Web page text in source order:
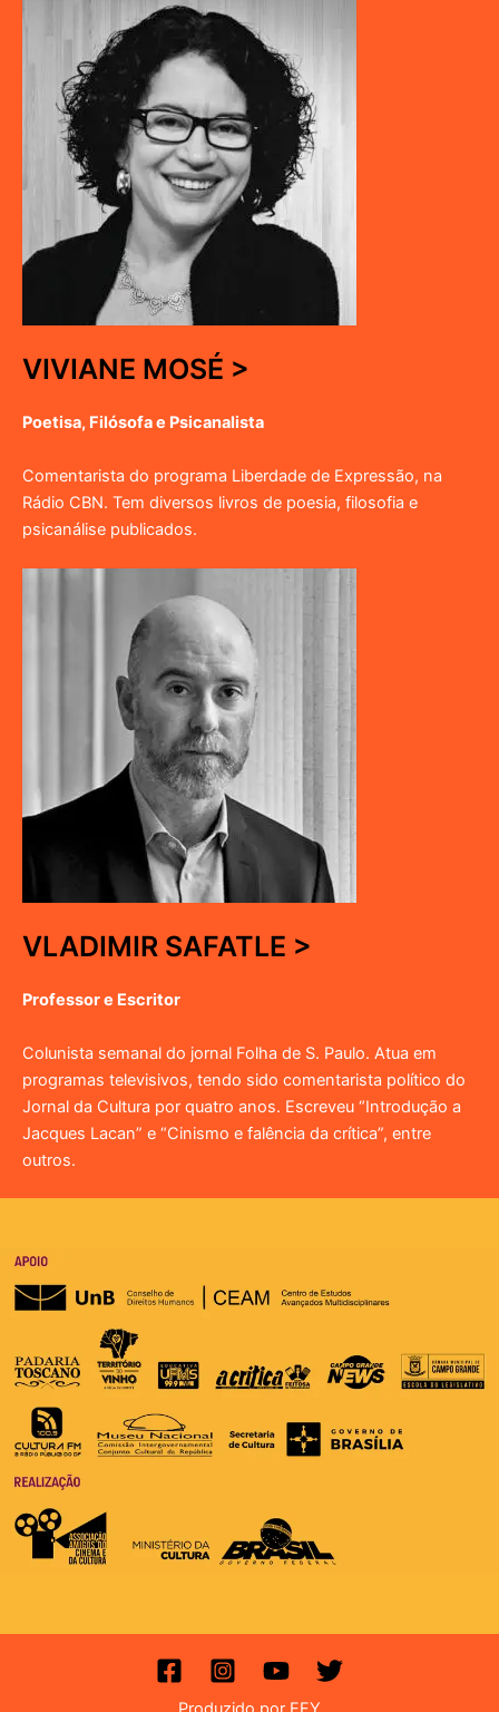
VIVIANE MOSÉ >
Poetisa, Filósofa e Psicanalista
Comentarista do programa Liberdade de Expressão, na
Rádio CBN. Tem diversos livros de poesia, filosofia e
psicanálise publicados.
VLADIMIR SAFATLE >
Professor e Escritor
Colunista semanal do jornal Folha de S. Paulo. Atua em
programas televisivos, tendo sido comentarista político do
Jornal da Cultura por quatro anos. Escreveu “Introdução a
Jacques Lacan” e “Cinismo e falência da crítica”, entre
outros.